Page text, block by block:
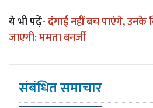
ये भी पढ़ें-दंगाई नहीं बच पाएंगे, उनके
जाएगी: ममता बनर्जी
संबंधित समाचार